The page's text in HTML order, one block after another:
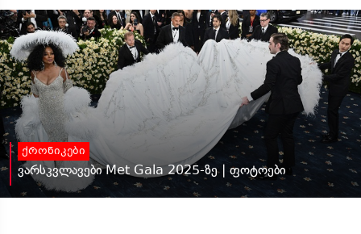
ქრონიკები
ვარსკვლავები Met Gala 2025-ზე | ფოტოები